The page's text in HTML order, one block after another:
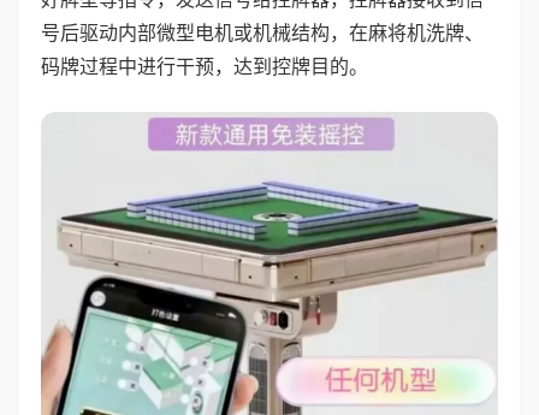
号后驱动内部微型电机或机械结构，在麻将机洗牌、
码牌过程中进行干预，达到控牌目的。